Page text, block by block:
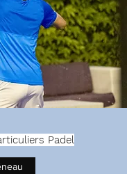
Padel